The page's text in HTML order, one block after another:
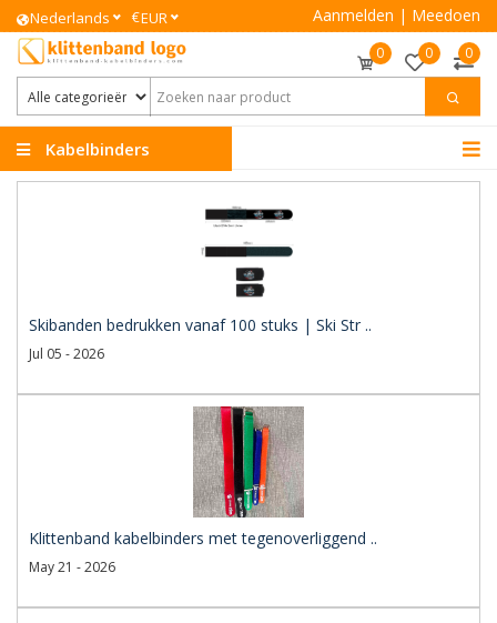
Nederlands €EUR Aanmelden | Meedoen
0 0 0
Kabelbinders
Skibanden bedrukken vanaf 100 stuks | Ski Str ..
Jul 05 - 2026
Klittenband kabelbinders met tegenoverliggend ..
May 21 - 2026